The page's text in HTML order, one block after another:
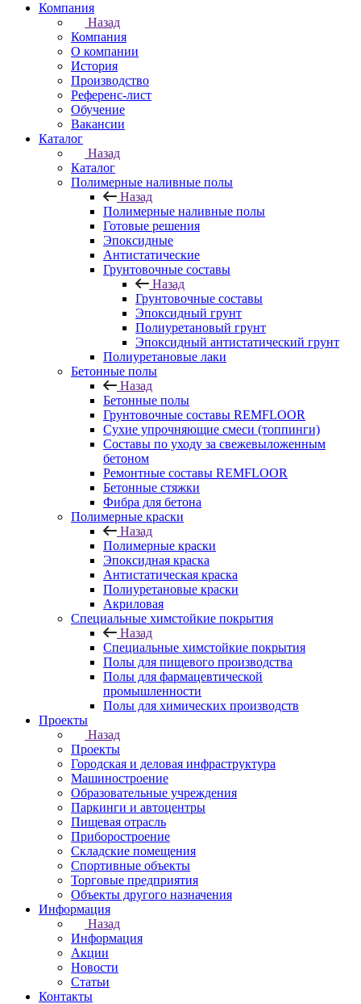
Компания
Назад
Компания
О компании
История
Производство
Референс-лист
Обучение
Вакансии
Каталог
Назад
Каталог
Полимерные наливные полы
Назад
Полимерные наливные полы
Готовые решения
Эпоксидные
Антистатические
Грунтовочные составы
Назад
Грунтовочные составы
Эпоксидный грунт
Полиуретановый грунт
Эпоксидный антистатический грунт
Полиуретановые лаки
Бетонные полы
Назад
Бетонные полы
Грунтовочные составы REMFLOOR
Сухие упрочняющие смеси (топпинги)
Составы по уходу за свежевыложенным
бетоном
Ремонтные составы REMFLOOR
Бетонные стяжки
Фибра для бетона
Полимерные краски
Назад
Полимерные краски
Эпоксидная краска
Антистатическая краска
Полиуретановые краски
Акриловая
Специальные химстойкие покрытия
Назад
Специальные химстойкие покрытия
Полы для пищевого производства
Полы для фармацевтической
промышленности
Полы для химических производств
Проекты
Назад
Проекты
Городская и деловая инфраструктура
Машиностроение
Образовательные учреждения
Паркинги и автоцентры
Пищевая отрасль
Приборостроение
Складские помещения
Спортивные объекты
Торговые предприятия
Объекты другого назначения
Информация
Назад
Информация
Акции
Новости
Статьи
Контакты